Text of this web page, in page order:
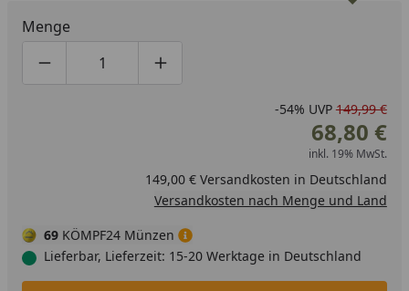
Menge
Produktmenge um eins verringern
Produktmenge manuell eingeben
Produktmenge um eins erhöhen
-54% UVP 149,99 €
68,80 €
inkl. 19% MwSt.
149,00 € Versandkosten in Deutschland
Versandkosten nach Menge und Land
69 KÖMPF24 Münzen
Lieferbar, Lieferzeit: 15-20 Werktage in Deutschland